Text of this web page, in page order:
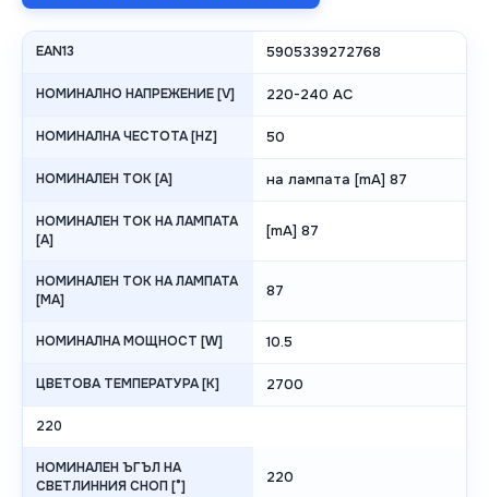
EAN13 5905339272768
НОМИНАЛНО НАПРЕЖЕНИЕ [V] 220-240 AC
НОМИНАЛНА ЧЕСТОТА [HZ] 50
НОМИНАЛЕН ТОК [A] на лампата [mA] 87
НОМИНАЛЕН ТОК НА ЛАМПАТА
[А]
[mA] 87
НОМИНАЛЕН ТОК НА ЛАМПАТА
[MA]
87
НОМИНАЛНА МОЩНОСТ [W] 10.5
ЦВЕТОВА ТЕМПЕРАТУРА [K] 2700
220
НОМИНАЛЕН ЪГЪЛ НА
СВЕТЛИННИЯ СНОП [°]
220